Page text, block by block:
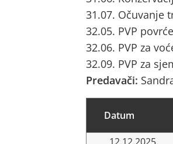
31.07. Očuvanje
32.05. PVP povrće
32.06. PVP za
32.09. PVP za
Predavači:
Datum